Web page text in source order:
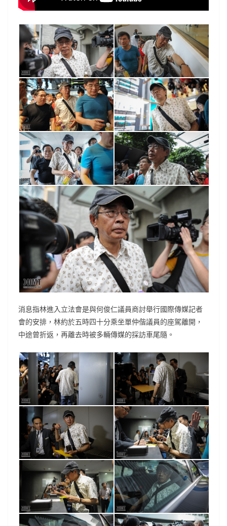
消息指林進入立法會是與何俊仁議員商討舉行國際傳媒記者
會的安排，林約於五時四十分乘坐單仲偕議員的座駕離開，
中途曾折返，再離去時被多輛傳媒的採訪車尾隨。